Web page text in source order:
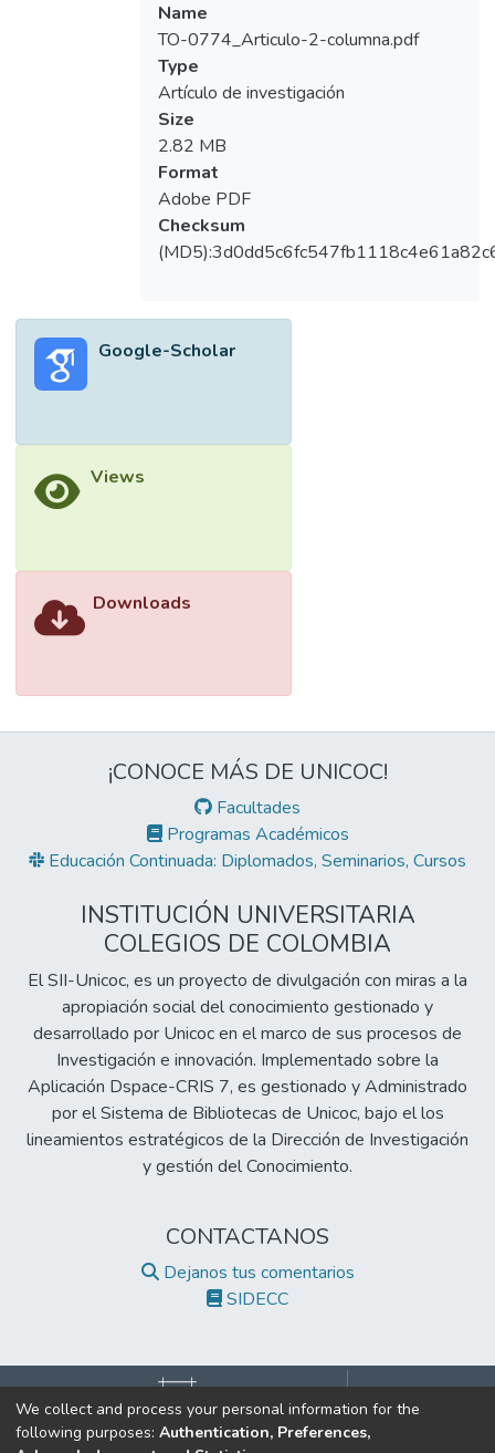
Name
TO-0774_Articulo-2-columna.pdf
Type
Artículo de investigación
Size
2.82 MB
Format
Adobe PDF
Checksum
Google-Scholar
Views
Downloads
¡CONOCE MÁS DE UNICOC!
Facultades
Programas Académicos
Educación Continuada: Diplomados, Seminarios, Cursos
INSTITUCIÓN UNIVERSITARIA
COLEGIOS DE COLOMBIA
El SII-Unicoc, es un proyecto de divulgación con miras a la
apropiación social del conocimiento gestionado y
desarrollado por Unicoc en el marco de sus procesos de
Investigación e innovación. Implementado sobre la
Aplicación Dspace-CRIS 7, es gestionado y Administrado
por el Sistema de Bibliotecas de Unicoc, bajo el los
lineamientos estratégicos de la Dirección de Investigación
y gestión del Conocimiento.
CONTACTANOS
Dejanos tus comentarios
SIDECC
©2017 Todos los derechos reservados.
We collect and process your personal information for the
following purposes: Authentication, Preferences,